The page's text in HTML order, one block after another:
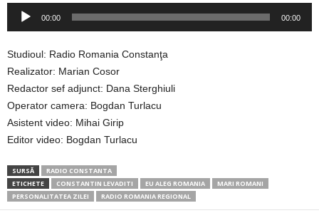
Player
00:00 00:00
Studioul: Radio Romania Constanţa
Realizator: Marian Cosor
Redactor sef adjunct: Dana Sterghiuli
Operator camera: Bogdan Turlacu
Asistent video: Mihai Girip
Editor video: Bogdan Turlacu
SURSĂ
RADIO CONSTANTA
ETICHETE
CONSTANTIN LEVADITI EU ALEG ROMANIA
MARI ROMANI
PERSONALITATEA ZILEI
RADIO ROMANIA REGIONAL